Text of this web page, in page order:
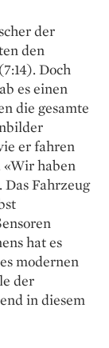
der
den
Doch
es einen
die gesamte
er fahren
«Wir haben
Fahrzeug
hat es
modernen
der
in diesem